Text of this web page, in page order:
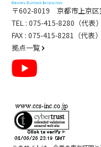
〒602-8019 京都市上京区
TEL : 075-415-8280（代表）
FAX : 075-415-8281（代表）
拠点一覧